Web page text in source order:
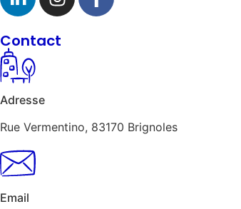
Contact
Adresse
Rue Vermentino, 83170 Brignoles
Email